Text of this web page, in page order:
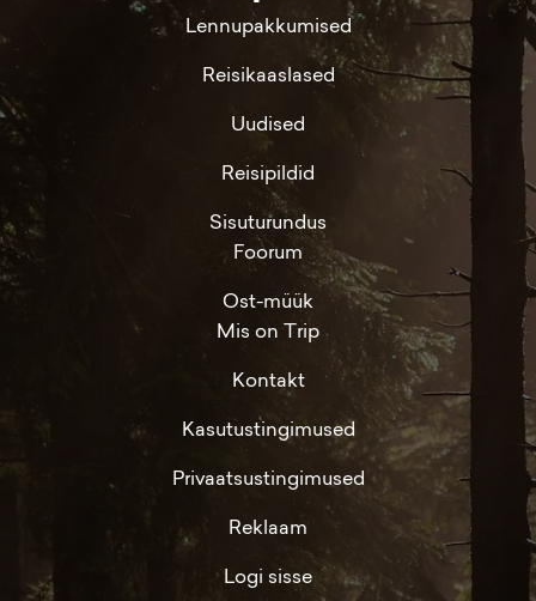
Lennupakkumised
Reisikaaslased
Uudised
Reisipildid
Sisuturundus
Foorum
Ost-müük
Mis on Trip
Kontakt
Kasutustingimused
Privaatsustingimused
Reklaam
Logi sisse